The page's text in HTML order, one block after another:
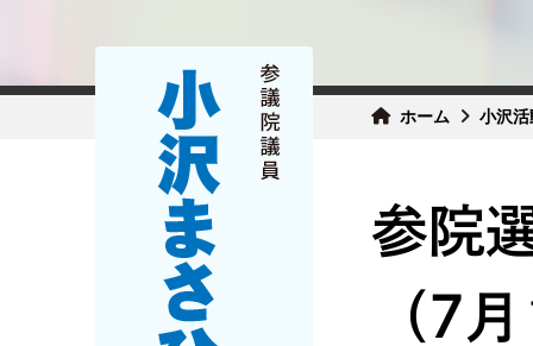
ホーム 小沢
参院
（7